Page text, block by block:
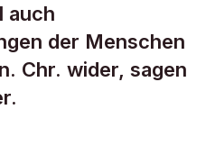
auch
der Menschen
Chr. wider, sagen